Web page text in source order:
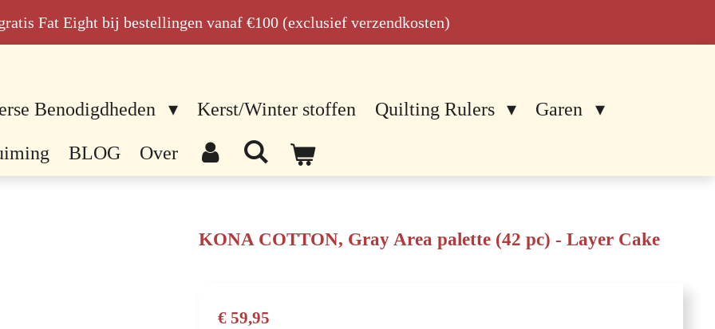
Fat Eight bij bestellingen vanaf €100 (exclusief verzendkosten)
Benodigdheden Kerst/Winter stoffen Quilting Rulers Garen
BLOG Over
KONA COTTON, Gray Area palette (42 pc) - Layer Cake
€ 59,95